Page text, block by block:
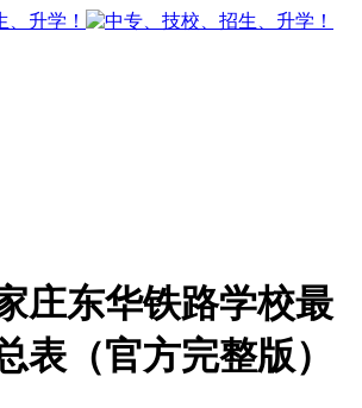
庄东华铁路学校最
表（官方完整版）